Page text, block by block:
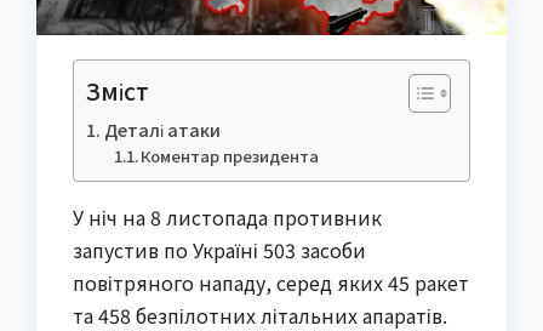
Зміст
Деталі атаки
Коментар президента
У ніч на 8 листопада противник
запустив по Україні 503 засоби
повітряного нападу, серед яких 45 ракет
та 458 безпілотних літальних апаратів.